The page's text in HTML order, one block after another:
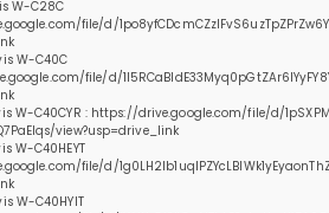
W-C28C
file/d/
W-C40C
file/d/
W-C40CYR : https://drive.google.com/file/d/
view?usp=drive_link
W-C40HEYT
file/d/
W-C40HYIT